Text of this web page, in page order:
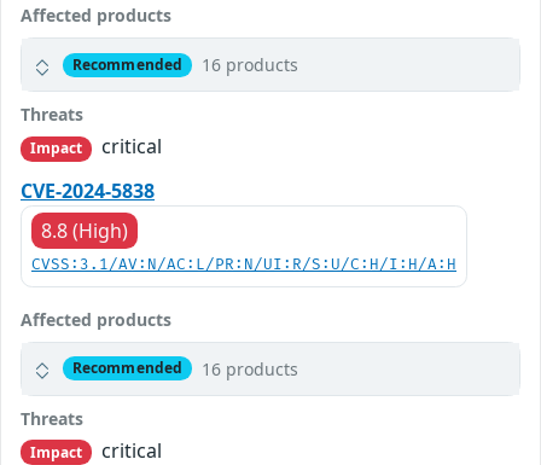
Affected products
Recommended 16 products
Threats
Impact
critical
CVE-2024-5838
8.8 (High)
CVSS:3.1/AV:N/AC:L/PR:N/UI:R/S:U/C:H/I:H/A:H
Affected products
Recommended 16 products
Threats
Impact
critical